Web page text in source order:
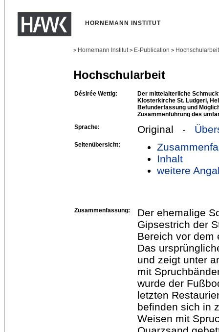
HORNEMANN INSTITUT
> Hornemann Institut > E-Publication >
Hochschularbeit
Désirée Wettig:
Der mittelalterliche
Klosterkirche St. Ludgeri,
Befunderfassung und
Zusammenführung des
Sprache:
Original -
Seitenübersicht:
Inhalt
weitere
Zusammenfassung:
Der ehemalige
Gipsestrich der
Bereich vor dem
Das
und zeigt unter
mit
wurde der
letzten
befinden sich in
Weisen mit